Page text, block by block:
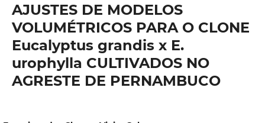
AJUSTES DE MODELOS
VOLUMÉTRICOS PARA O CLONE
Eucalyptus grandis x E.
urophylla CULTIVADOS NO
AGRESTE DE PERNAMBUCO